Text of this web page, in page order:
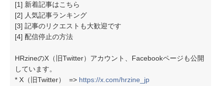
[1] 新着記事はこちら
[2] 人気記事ランキング
[3] 記事のリクエストも大歓迎です
[4] 配信停止の方法
HRzineのX（旧Twitter）アカウント、Facebookページも公開
しています。
* X（旧Twitter） => https://x.com/hrzine_jp